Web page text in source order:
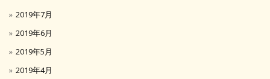
2019年7月
2019年6月
2019年5月
2019年4月